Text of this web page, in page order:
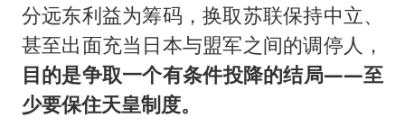
分远东利益为筹码，换取苏联保持中立、
甚至出面充当日本与盟军之间的调停人，
目的是争取一个有条件投降的结局——至
少要保住天皇制度。